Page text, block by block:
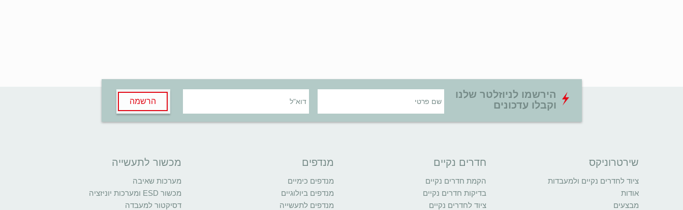
הירשמו לניוזלטר שלנו
וקבלו עדכונים
הרשמה
שירטרוניקס
ציוד לחדרים נקיים ולמעבדות
אודות
מבצעים
חדרים נקיים
הקמת חדרים נקיים
בדיקות חדרים נקיים
ציוד לחדרים נקיים
מנדפים
מנדפים כימיים
מנדפים ביולוגיים
מנדפים לתעשייה
מכשור לתעשייה
מערכות שאיבה
מכשור ESD ומערכות יוניזציה
דסיקטור למעבדה